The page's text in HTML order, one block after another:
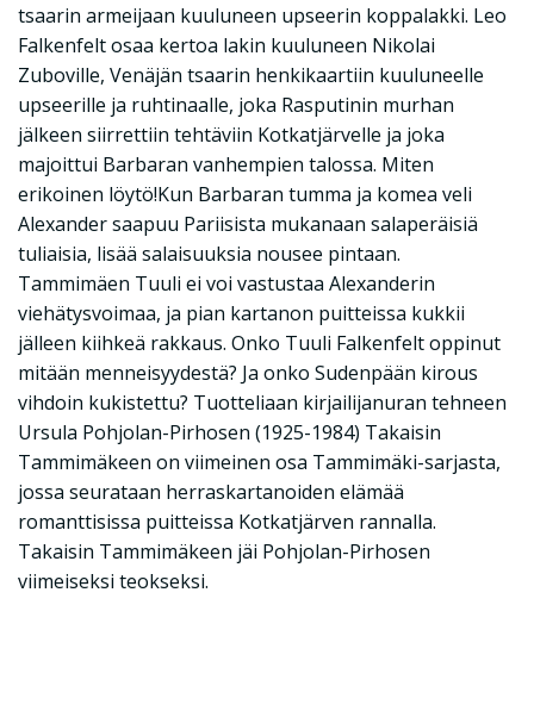
tsaarin armeijaan kuuluneen upseerin koppalakki. Leo
Falkenfelt osaa kertoa lakin kuuluneen Nikolai
Zuboville, Venäjän tsaarin henkikaartiin kuuluneelle
upseerille ja ruhtinaalle, joka Rasputinin murhan
jälkeen siirrettiin tehtäviin Kotkatjärvelle ja joka
majoittui Barbaran vanhempien talossa. Miten
erikoinen löytö!Kun Barbaran tumma ja komea veli
Alexander saapuu Pariisista mukanaan salaperäisiä
tuliaisia, lisää salaisuuksia nousee pintaan.
Tammimäen Tuuli ei voi vastustaa Alexanderin
viehätysvoimaa, ja pian kartanon puitteissa kukkii
jälleen kiihkeä rakkaus. Onko Tuuli Falkenfelt oppinut
mitään menneisyydestä? Ja onko Sudenpään kirous
vihdoin kukistettu? Tuotteliaan kirjailijanuran tehneen
Ursula Pohjolan-Pirhosen (1925-1984) Takaisin
Tammimäkeen on viimeinen osa Tammimäki-sarjasta,
jossa seurataan herraskartanoiden elämää
romanttisissa puitteissa Kotkatjärven rannalla.
Takaisin Tammimäkeen jäi Pohjolan-Pirhosen
viimeiseksi teokseksi.